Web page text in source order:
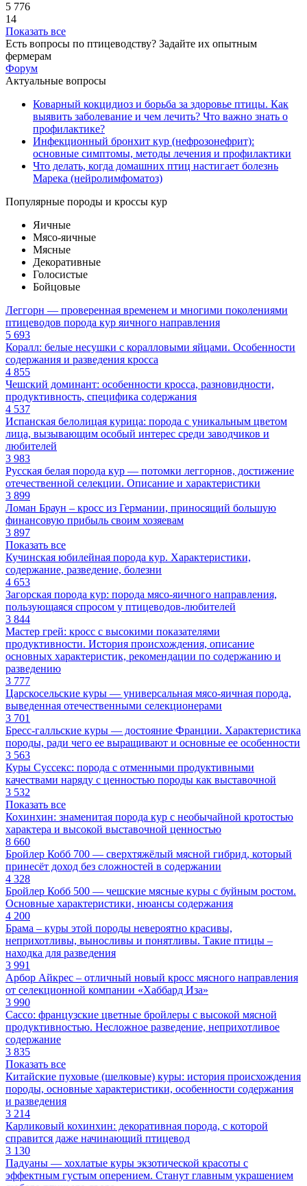
5 776
14
Показать все
Есть вопросы по птицеводству? Задайте их опытным
фермерам
Форум
Актуальные вопросы
Коварный кокцидиоз и борьба за здоровье птицы. Как
выявить заболевание и чем лечить? Что важно знать о
профилактике?
Инфекционный бронхит кур (нефрозонефрит):
основные симптомы, методы лечения и профилактики
Что делать, когда домашних птиц настигает болезнь
Марека (нейролимфоматоз)
Популярные породы и кроссы кур
Яичные
Мясо-яичные
Мясные
Декоративные
Голосистые
Бойцовые
Леггорн — проверенная временем и многими поколениями
птицеводов порода кур яичного направления
5 693
Коралл: белые несушки с коралловыми яйцами. Особенности
содержания и разведения кросса
4 855
Чешский доминант: особенности кросса, разновидности,
продуктивность, специфика содержания
4 537
Испанская белолицая курица: порода с уникальным цветом
лица, вызывающим особый интерес среди заводчиков и
любителей
3 983
Русская белая порода кур — потомки леггорнов, достижение
отечественной селекции. Описание и характеристики
3 899
Ломан Браун – кросс из Германии, приносящий большую
финансовую прибыль своим хозяевам
3 897
Показать все
Кучинская юбилейная порода кур. Характеристики,
содержание, разведение, болезни
4 653
Загорская порода кур: порода мясо-яичного направления,
пользующаяся спросом у птицеводов-любителей
3 844
Мастер грей: кросс с высокими показателями
продуктивности. История происхождения, описание
основных характеристик, рекомендации по содержанию и
разведению
3 777
Царскосельские куры — универсальная мясо-яичная порода,
выведенная отечественными селекционерами
3 701
Бресс-галльские куры — достояние Франции. Характеристика
породы, ради чего ее выращивают и основные ее особенности
3 563
Куры Суссекс: порода с отменными продуктивными
качествами наряду с ценностью породы как выставочной
3 532
Показать все
Кохинхин: знаменитая порода кур с необычайной кротостью
характера и высокой выставочной ценностью
8 660
Бройлер Кобб 700 — сверхтяжёлый мясной гибрид, который
принесёт доход без сложностей в содержании
4 328
Бройлер Кобб 500 — чешские мясные куры с буйным ростом.
Основные характеристики, нюансы содержания
4 200
Брама – куры этой породы невероятно красивы,
неприхотливы, выносливы и понятливы. Такие птицы –
находка для разведения
3 991
Арбор Айкрес – отличный новый кросс мясного направления
от селекционной компании «Хаббард Иза»
3 990
Сассо: французские цветные бройлеры с высокой мясной
продуктивностью. Несложное разведение, неприхотливое
содержание
3 835
Показать все
Китайские пуховые (шелковые) куры: история происхождения
породы, основные характеристики, особенности содержания
и разведения
3 214
Карликовый кохинхин: декоративная порода, с которой
справится даже начинающий птицевод
3 130
Падуаны — хохлатые куры экзотической красоты с
эффектным густым оперением. Станут главным украшением